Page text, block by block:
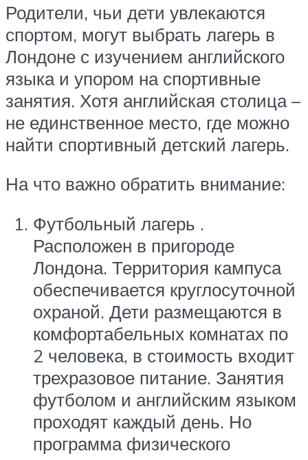
Родители, чьи дети увлекаются
спортом, могут выбрать лагерь в
Лондоне с изучением английского
языка и упором на спортивные
занятия. Хотя английская столица –
не единственное место, где можно
найти спортивный детский лагерь.
На что важно обратить внимание:
Футбольный лагерь .
Расположен в пригороде
Лондона. Территория кампуса
обеспечивается круглосуточной
охраной. Дети размещаются в
комфортабельных комнатах по
2 человека, в стоимость входит
трехразовое питание. Занятия
футболом и английским языком
проходят каждый день. Но
программа физического